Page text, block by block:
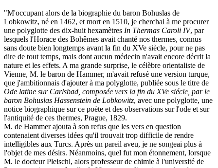
"M'occupant alors de la biographie du baron Bohuslas de
Lobkowitz, né en 1462, et mort en 1510, je cherchai à me procurer
une polyglotte des dix-huit hexamètres In Thermas Caroli IV, par
lesquels l'Horace des Bohêmes avait chanté nos thermes, connus
sans doute bien longtemps avant la fin du XVe siècle, pour ne pas
dire de tout temps, mais dont aucun médecin n'avait encore décrit la
nature et les effets. A ma grande surprise, le célèbre orientaliste de
Vienne, M. le baron de Hammer, m'avait refusé une version turque,
que j'ambitionnais d'ajouter à ma polyglotte, publiée sous le titre de
Ode latine sur Carlsbad, composée vers la fin du XVe siécle, par le
baron Bohuslas Hassenstein de Lobkowitz, avec une polyglotte, une
notice biographique sur ce poète et des observations sur l'ode et sur
l'antiquité de ces thermes, Prague, 1829.
M. de Hammer ajouta à son refus que les vers en question
contenaient diverses idées qu'il trouvait trop difficile de rendre
intelligibles aux Turcs. Après un pareil aveu, je ne songeai plus à
l'objet de mes désirs. Néanmoins, quel fut mon étonnement, lorsque
M. le docteur Pleischl, alors professeur de chimie à l'université de